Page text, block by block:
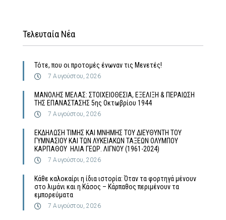
Τελευταία Νέα
Τότε, που οι προτομές ένωναν τις Μενετές!
7 Αυγούστου, 2026
MΑΝΟΛΗΣ ΜΕΛΑΣ: ΣΤΟΙΧΕΙΟΘΕΣΙΑ, ΕΞΕΛΙΞΗ & ΠΕΡΑΙΩΣΗ
ΤΗΣ ΕΠΑΝΑΣΤΑΣΗΣ 5ης Οκτωβρίου 1944
7 Αυγούστου, 2026
ΕΚΔΗΛΩΣΗ ΤΙΜΗΣ ΚΑΙ ΜΝΗΜΗΣ ΤΟΥ ΔΙΕΥΘΥΝΤΗ ΤΟΥ
ΓΥΜΝΑΣΙΟΥ ΚΑΙ ΤΩΝ ΛΥΚΕΙΑΚΩΝ ΤΑΞΕΩΝ ΟΛΥΜΠΟΥ
ΚΑΡΠΑΘΟΥ ΗΛΙΑ ΓΕΩΡ. ΛΙΓΝΟΥ (1961-2024)
7 Αυγούστου, 2026
Κάθε καλοκαίρι η ίδια ιστορία: Όταν τα φορτηγά μένουν
στο λιμάνι και η Κάσος – Κάρπαθος περιμένουν τα
εμπορεύματα
7 Αυγούστου, 2026